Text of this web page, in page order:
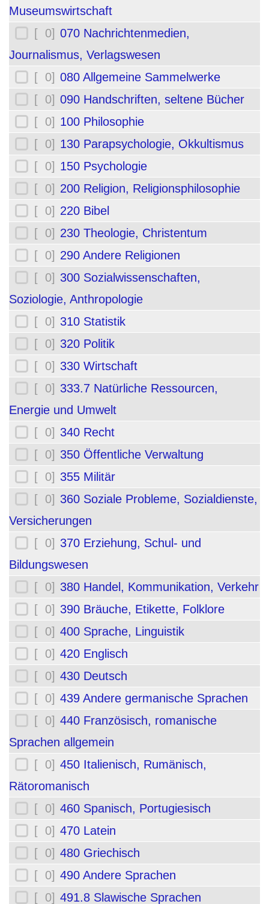
Museumswirtschaft
[ 0] 070 Nachrichtenmedien,
Journalismus, Verlagswesen
[ 0] 080 Allgemeine Sammelwerke
[ 0] 090 Handschriften, seltene Bücher
[ 0] 100 Philosophie
[ 0] 130 Parapsychologie, Okkultismus
[ 0] 150 Psychologie
[ 0] 200 Religion, Religionsphilosophie
[ 0] 220 Bibel
[ 0] 230 Theologie, Christentum
[ 0] 290 Andere Religionen
[ 0] 300 Sozialwissenschaften,
Soziologie, Anthropologie
[ 0] 310 Statistik
[ 0] 320 Politik
[ 0] 330 Wirtschaft
[ 0] 333.7 Natürliche Ressourcen,
Energie und Umwelt
[ 0] 340 Recht
[ 0] 350 Öffentliche Verwaltung
[ 0] 355 Militär
[ 0] 360 Soziale Probleme, Sozialdienste,
Versicherungen
[ 0] 370 Erziehung, Schul- und
Bildungswesen
[ 0] 380 Handel, Kommunikation, Verkehr
[ 0] 390 Bräuche, Etikette, Folklore
[ 0] 400 Sprache, Linguistik
[ 0] 420 Englisch
[ 0] 430 Deutsch
[ 0] 439 Andere germanische Sprachen
[ 0] 440 Französisch, romanische
Sprachen allgemein
[ 0] 450 Italienisch, Rumänisch,
Rätoromanisch
[ 0] 460 Spanisch, Portugiesisch
[ 0] 470 Latein
[ 0] 480 Griechisch
[ 0] 490 Andere Sprachen
[ 0] 491.8 Slawische Sprachen